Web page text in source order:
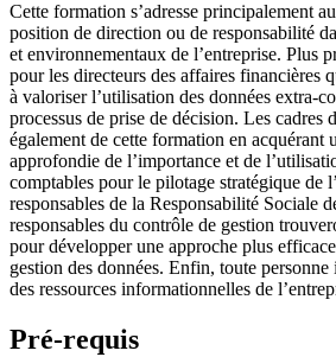
Cette formation s’adresse principalement
position de direction ou de responsabilité
et environnementaux de l’entreprise. Plus
pour les directeurs des affaires financières
à valoriser l’utilisation des données extra-
processus de prise de décision. Les cadres
également de cette formation en acquérant
approfondie de l’importance et de
comptables pour le pilotage stratégique de
responsables de la Responsabilité Sociale
responsables du contrôle de gestion
pour développer une approche plus
gestion des données. Enfin, toute personne
des ressources informationnelles de
Pré-requis